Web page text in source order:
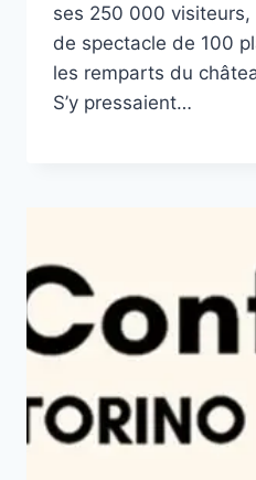
ses 250 000 visiteurs,
de spectacle de 100
les remparts du
S’y pressaient…